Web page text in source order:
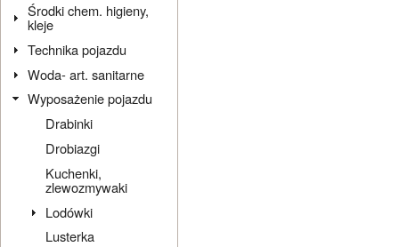
Środki chem. higieny,
kleje
Technika pojazdu
Woda- art. sanitarne
Wyposażenie pojazdu
Drabinki
Drobiazgi
Kuchenki,
zlewozmywaki
Lodówki
Lusterka